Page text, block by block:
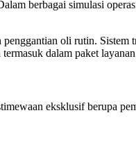
berbagai simulasi
oli rutin. Sistem
dalam paket
eksklusif berupa